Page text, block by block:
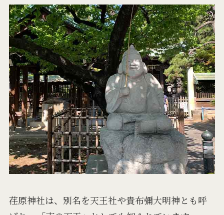
荏原神社は、別名を天王社や貴布彌大明神とも呼